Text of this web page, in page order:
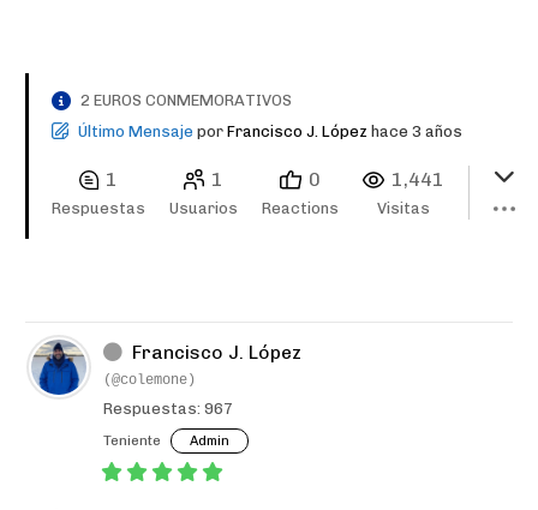
2 EUROS CONMEMORATIVOS
Último Mensaje por Francisco J. López hace 3 años
1
Respuestas
1
Usuarios
0
Reactions
1,441
Visitas
Francisco J. López
(@colemone)
Respuestas: 967
Teniente Admin